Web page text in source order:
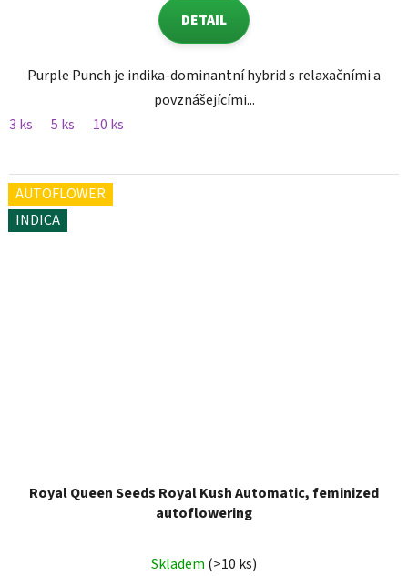
DETAIL
Purple Punch je indika-dominantní hybrid s relaxačními a
povznášejícími...
3 ks
5 ks 10 ks
AUTOFLOWER
INDICA
Royal Queen Seeds Royal Kush Automatic, feminized
autoflowering
Skladem (>10 ks)